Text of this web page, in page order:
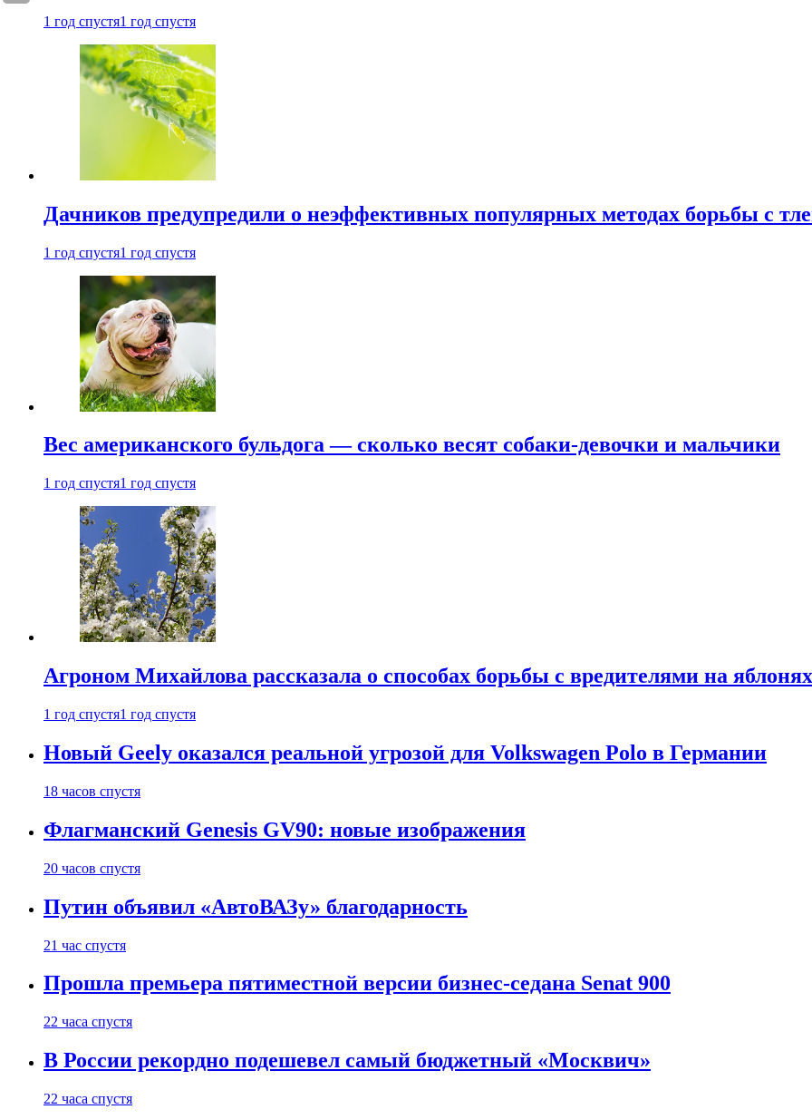
1 год спустя1 год спустя
Дачников предупредили о неэффективных популярных методах борьбы с
1 год спустя1 год спустя
Вес американского бульдога — сколько весят собаки-девочки и мальчики
1 год спустя1 год спустя
Агроном Михайлова рассказала о способах борьбы с вредителями на яблонях
1 год спустя1 год спустя
Новый Geely оказался реальной угрозой для Volkswagen Polo в Германии
18 часов спустя
Флагманский Genesis GV90: новые изображения
20 часов спустя
Путин объявил «АвтоВАЗу» благодарность
21 час спустя
Прошла премьера пятиместной версии бизнес-седана Senat 900
22 часа спустя
В России рекордно подешевел самый бюджетный «Москвич»
22 часа спустя